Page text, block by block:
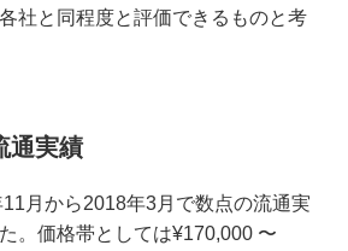
社と同程度と評価できるものと考
通実績
月から2018年3月で数点の流通実
。価格帯としては¥170,000 〜